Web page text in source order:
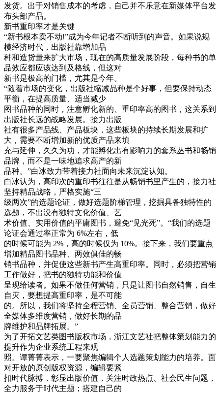
发货。出于对销售成本的考虑，自己并不乐意在新媒体平台发
布头部产品。
新书重印率才是关键
“新书根本卖不动!”成为今年记者不断听到的声音。如果说规
模经济时代，出版社靠增加品
种和造货量来扩大市场，现在的高质量发展阶段，每种书的单
品效应都应该达到及格线，但这对
新书是极高的门槛，尤其是今年。
“随着市场的变化，出版社缩减品种是个好事，但要保持动态
平衡，在提高质量、适当减少
图书品种的同时，注意孵化新的、重印率高的图书，这关系到
出版社长远的战略发展。接力出版
社有很多产品线、产品板块，这些板块的持续长期发展和扩
大，需要不断增加新的优质产品来填
充与延伸，久久为功，才能孵化出有影响力的套系丛书和畅销
品牌，而不是一味地追求高产的新
品种。”白冰致力带着接力社面向未来沉淀认知。
白冰认为，高印次的重印书往往是从畅销书里产生的，接力社
坚持精品战略，严格实施“三
级两次”的选题论证，做好选题阶梯管理，挖掘具备独特性的
选题，不出没有独特文化价值、艺
术价值、实用价值的平庸图书，避免“见光死”。“我们的选题
论证会通过率正常为 6%左右，低
的时候可能为 2%，高的时候仅为 10%。接下来，我们要重点
增加精品图书品种、两效俱佳的畅
销书品种，并促使这些新书产生高重印率。同时，必须把营销
工作做好，把书的独特功能和价值
呈现给读者。如果不做任何营销，只是让图书自然销售，自生
自灭，要想提高重印率，是不可能
的。所以，我们将坚持全程营销、全员营销、整合营销，做好
全媒体多维度营销，做好长期的品
牌维护和品牌拓展。”
为了开拓文艺类图书版权市场，浙江文艺社把整体策划能力的
提升作为企业系统工程来观
照。谭菁菁表示，一要聚焦编辑个人选题策划能力的培养。面
对开放的原创版权资源，编辑要紧
扣时代脉搏，彰显出版价值，关注时政热点、社会民生问题，
全力服务于时代主题；搭建自己的